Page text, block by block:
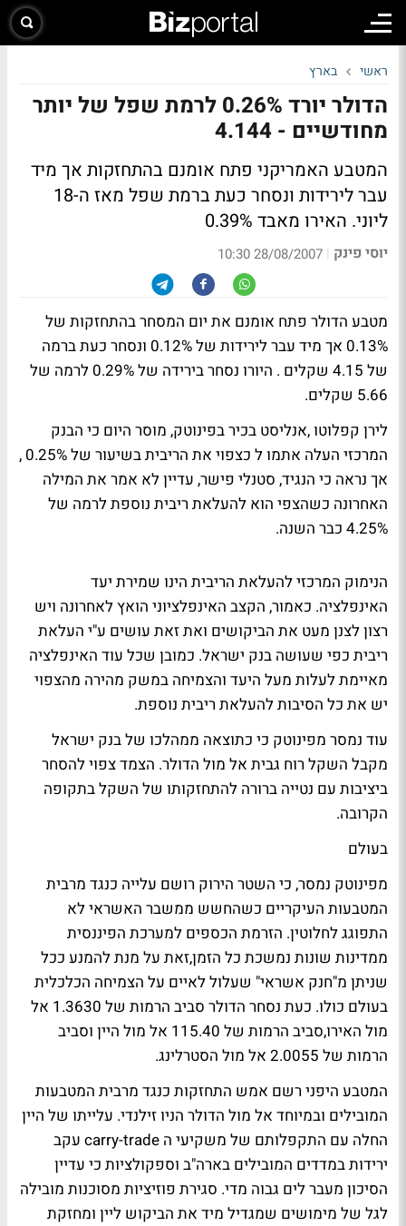
ראשי בארץ
הדולר יורד 0.26% לרמת שפל של יותר
מחודשיים - 4.144
המטבע האמריקני פתח אומנם בהתחזקות אך מיד
עבר לירידות ונסחר כעת ברמת שפל מאז ה-18
ליוני. האירו מאבד 0.39%
יוסי פינק |
28/08/2007 10:30
מטבע הדולר פתח אומנם את יום המסחר בהתחזקות של
0.13% אך מיד עבר לירידות של 0.12% ונסחר כעת ברמה
של 4.15 שקלים . היורו נסחר בירידה של 0.29% לרמה של
5.66 שקלים.
לירן קפלוטו ,אנליסט בכיר בפינוטק, מוסר היום כי הבנק
המרכזי העלה אתמו ל כצפוי את הריבית בשיעור של 0.25% ,
אך נראה כי הנגיד, סטנלי פישר, עדיין לא אמר את המילה
האחרונה כשהצפי הוא להעלאת ריבית נוספת לרמה של
4.25% כבר השנה.
הנימוק המרכזי להעלאת הריבית הינו שמירת יעד
האינפלציה. כאמור, הקצב האינפלציוני הואץ לאחרונה ויש
רצון לצנן מעט את הביקושים ואת זאת עושים ע"י העלאת
ריבית כפי שעושה בנק ישראל. כמובן שכל עוד האינפלציה
מאיימת לעלות מעל היעד והצמיחה במשק מהירה מהצפוי
יש את כל הסיבות להעלאת ריבית נוספת.
עוד נמסר מפינוטק כי כתוצאה ממהלכו של בנק ישראל
מקבל השקל רוח גבית אל מול הדולר. הצמד צפוי להסחר
ביציבות עם נטייה ברורה להתחזקותו של השקל בתקופה
הקרובה.
בעולם
מפינוטק נמסר, כי השטר הירוק רושם עלייה כנגד מרבית
המטבעות העיקריים כשהחשש ממשבר האשראי לא
התפוגג לחלוטין. הזרמת הכספים למערכת הפיננסית
ממדינות שונות נמשכת כל הזמן,זאת על מנת להמנע ככל
שניתן מ"חנק אשראי" שעלול לאיים על הצמיחה הכלכלית
בעולם כולו. כעת נסחר הדולר סביב הרמות של 1.3630 אל
מול האירו,סביב הרמות של 115.40 אל מול היין וסביב
הרמות של 2.0055 אל מול הסטרלינג.
המטבע היפני רשם אמש התחזקות כנגד מרבית המטבעות
המובילים ובמיוחד אל מול הדולר הניו זילנדי. עלייתו של היין
החלה עם התקפלותם של משקיעי ה carry-trade עקב
ירידות במדדים המובילים בארה"ב וספקולציות כי עדיין
הסיכון מעבר לים גבוה מדי. סגירת פוזיציות מסוכנות מובילה
לגל של מימושים שמגדיל מיד את הביקוש ליין ומחזקת